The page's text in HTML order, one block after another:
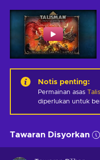
Notis penting:
Permainan asas
diperlukan untuk
Tawaran Disyorkan